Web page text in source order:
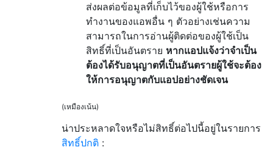
ส่งผลต่อข้อมูลที่เก็บไว้ของผู้ใช้หรือการ
ทำงานของแอพอื่น ๆ ตัวอย่างเช่นความ
สามารถในการอ่านผู้ติดต่อของผู้ใช้เป็น
สิทธิ์ที่เป็นอันตราย หากแอปแจ้งว่าจำเป็น
ต้องได้รับอนุญาตที่เป็นอันตรายผู้ใช้จะต้อง
ให้การอนุญาตกับแอปอย่างชัดเจน
(เหมืองเน้น)
น่าประหลาดใจหรือไม่สิทธิ์ต่อไปนี้อยู่ในรายการ
สิทธิ์ปกติ :